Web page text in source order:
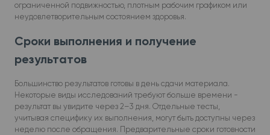
ограниченной подвижностью, плотным рабочим графиком или
неудовлетворительным состоянием здоровья.
Сроки выполнения и получение
результатов
Большинство результатов готовы в день сдачи материала.
Некоторые виды исследований требуют больше времени -
результат вы увидите через 2–3 дня. Отдельные тесты,
учитывая специфику их выполнения, могут быть доступны через
неделю после обращения. Предварительные сроки готовности